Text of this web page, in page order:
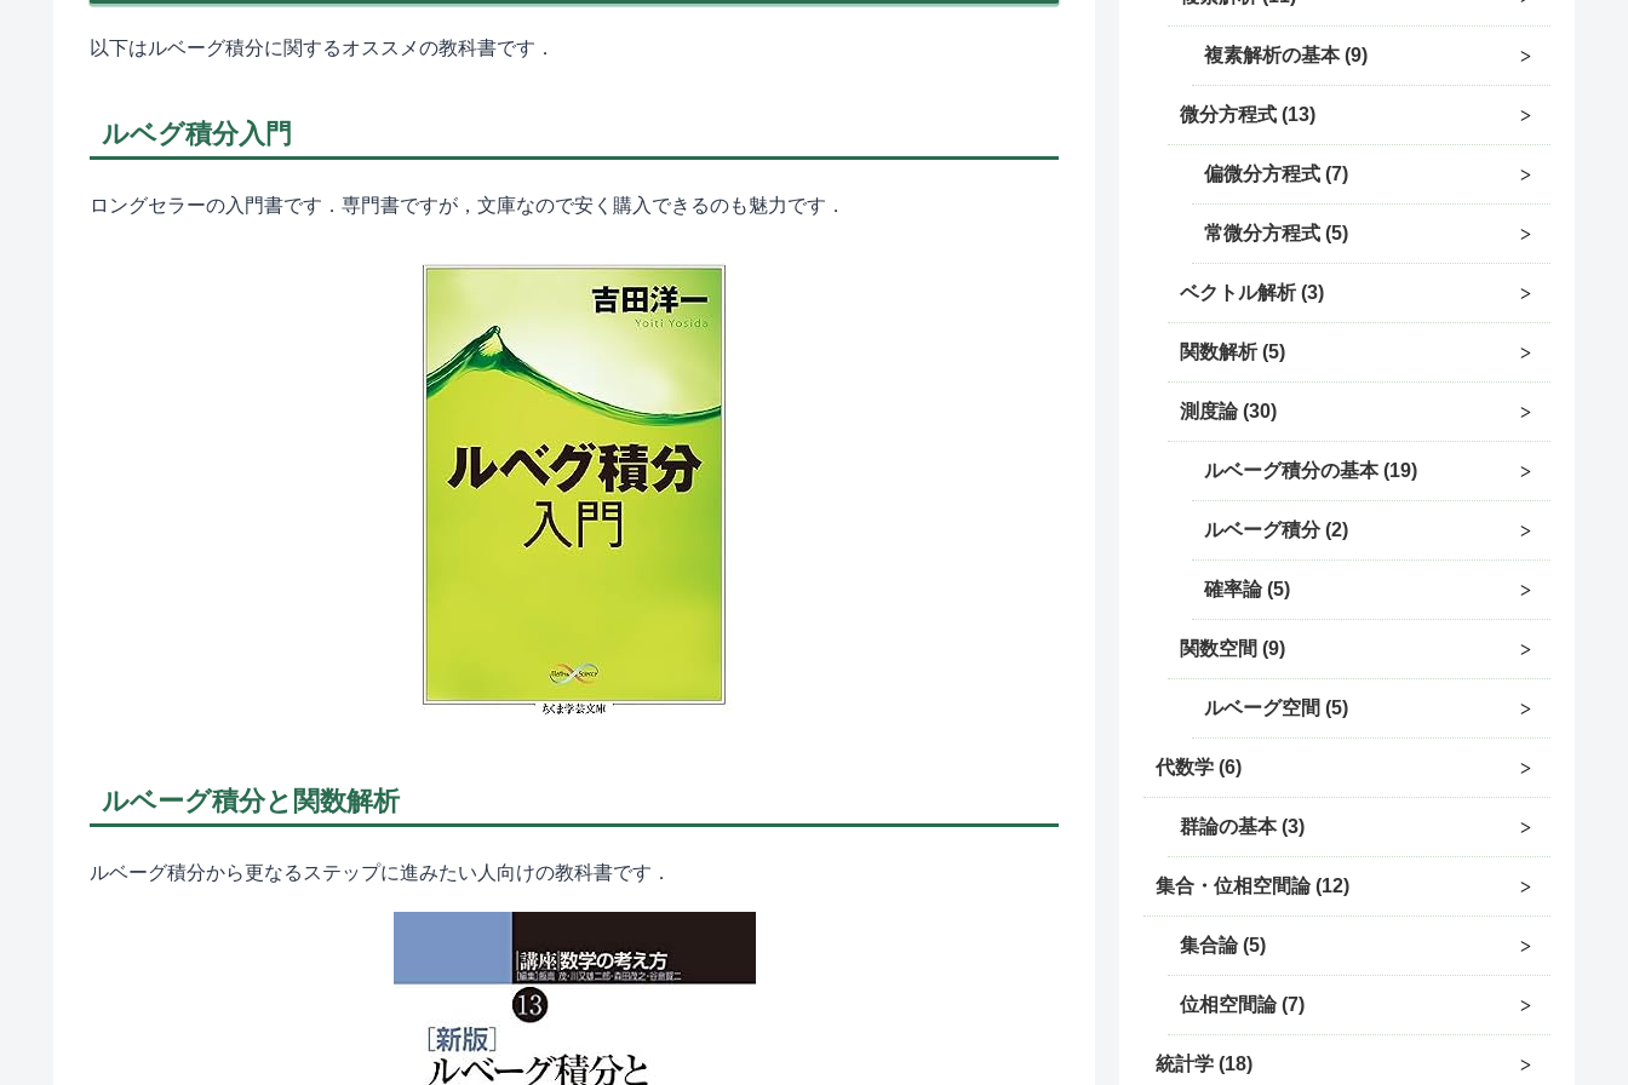
以下はルベーグ積分に関するオススメの教科書です．
ルベグ積分入門
ロングセラーの入門書です．専門書ですが，文庫なので安く購入できるのも魅力です．
ルベーグ積分と関数解析
ルベーグ積分から更なるステップに進みたい人向けの教科書です．
複素解析の基本 9
微分方程式 13
偏微分方程式 7
常微分方程式 5
ベクトル解析 3
関数解析 5
測度論 30
ルベーグ積分の基本 19
ルベーグ積分 2
確率論 5
関数空間 9
ルベーグ空間 5
代数学 6
群論の基本 3
集合・位相空間論 12
集合論 5
位相空間論 7
統計学 18